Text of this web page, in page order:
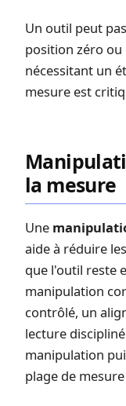
Un outil peut
position zéro
nécessitant un
mesure est
la mesure
Une
aide à réduire
que l'outil reste
manipulation
contrôlé, un
lecture
manipulation
plage de